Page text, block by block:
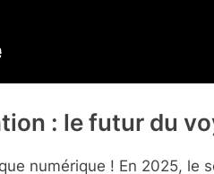
: le futur du
numérique ! En 2025, le